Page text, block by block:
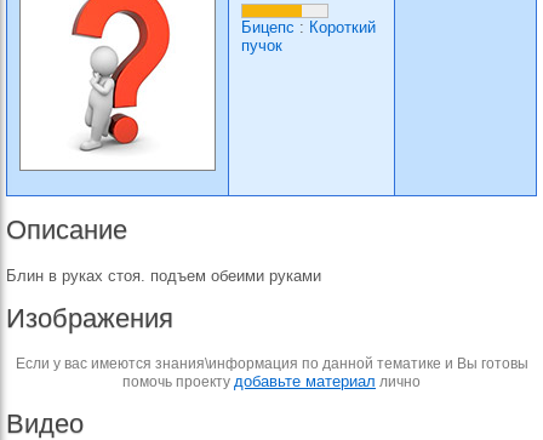
Бицепс : Короткий
пучок
Описание
Блин в руках стоя. подъем обеими руками
Изображения
Если у вас имеются знания\информация по данной тематике и Вы готовы
помочь проекту добавьте материал лично
Видео